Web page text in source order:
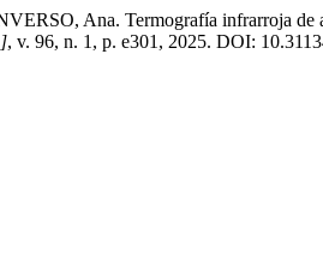
Ana. Termografía infrarroja de
, v. 96, n. 1, p. e301, 2025. DOI: